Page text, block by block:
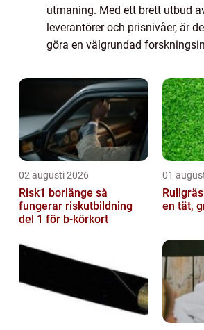
utmaning. Med ett brett utbud
leverantörer och prisnivåer, är
göra en välgrundad
02 augusti 2026
Risk1 borlänge så
fungerar riskutbildning
del 1 för b-körkort
01
en tät,